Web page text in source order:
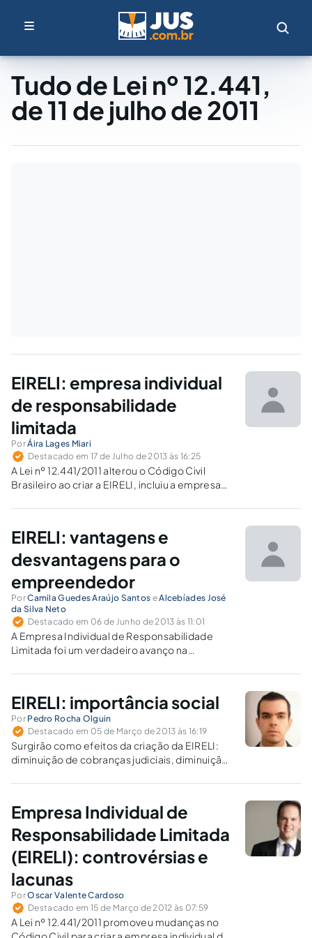
Tudo de Lei nº 12.441,
de 11 de julho de 2011
EIRELI: empresa individual
de responsabilidade
limitada
PorÁira Lages Miari
Destacado em 17 de Julho de 2013 às 16:25
A Lei nº 12.441/2011 alterou o Código Civil
Brasileiro ao criar a EIRELI, incluiu a empresa
das pessoas jurídicas de direito privado.
EIRELI: vantagens e
desvantagens para o
empreendedor
PorCamila Guedes Araújo Santos eAlcebíades José
da Silva Neto
Destacado em 06 de Junho de 2013 às 11:01
A Empresa Individual de Responsabilidade
Limitada foi um verdadeiro avanço na
uma maior segurança para empreendedor
ainda precisam ser melhorados.
EIRELI: importância social
Por Pedro Rocha Olguin
Destacado em 05 de Março de 2013 às 16:19
Surgirão como efeitos da criação da EIRELI:
diminuição de cobranças judiciais, diminuição
emprestam nome para constituição de
diminuirção do índice de desemprego do país,
aumento da arrecadação com impostos.
Empresa Individual de
Responsabilidade Limitada
(EIRELI): controvérsias e
lacunas
PorOscar Valente Cardoso
Destacado em 15 de Março de 2012 às 07:59
A Lei nº 12.441/2011 promoveu mudanças no